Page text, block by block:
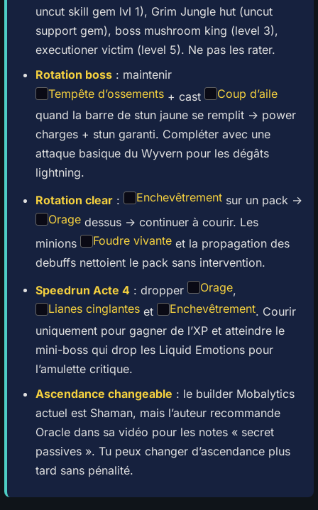
uncut skill gem lvl 1), Grim Jungle hut (uncut
support gem), boss mushroom king (level 3),
executioner victim (level 5). Ne pas les rater.
Rotation boss : maintenir
Tempête d’ossements + cast
Coup d’aile
quand la barre de stun jaune se remplit → power
charges + stun garanti. Compléter avec une
attaque basique du Wyvern pour les dégâts
lightning.
Rotation clear : Enchevêtrement sur un pack →
Orage dessus → continuer à courir. Les
minions
Foudre vivante et la propagation des
debuffs nettoient le pack sans intervention.
Speedrun Acte 4 : dropper Orage,
Lianes cinglantes et Enchevêtrement. Courir
uniquement pour gagner de l’XP et atteindre le
mini-boss qui drop les Liquid Emotions pour
l’amulette critique.
Ascendance changeable : le builder Mobalytics
actuel est Shaman, mais l’auteur recommande
Oracle dans sa vidéo pour les notes « secret
passives ». Tu peux changer d’ascendance plus
tard sans pénalité.